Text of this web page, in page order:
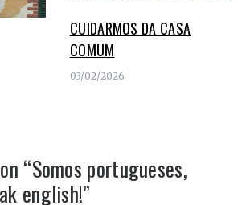
CUIDARMOS DA CASA
COMUM
03/02/2026
“Somos portugueses,
english!”